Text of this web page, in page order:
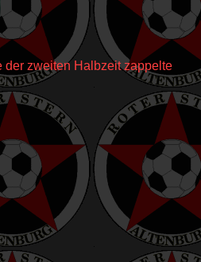
der zweiten Halbzeit zappelte